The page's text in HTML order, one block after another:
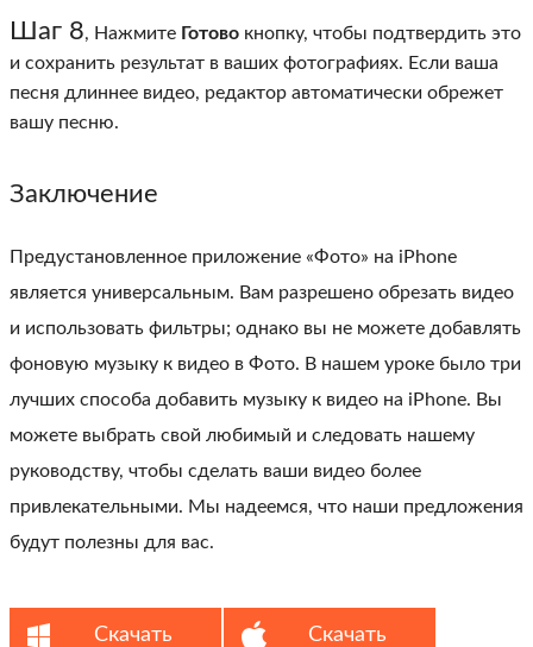
Шаг 8, Нажмите Готово кнопку, чтобы подтвердить это
и сохранить результат в ваших фотографиях. Если ваша
песня длиннее видео, редактор автоматически обрежет
вашу песню.
Заключение
Предустановленное приложение «Фото» на iPhone
является универсальным. Вам разрешено обрезать видео
и использовать фильтры; однако вы не можете добавлять
фоновую музыку к видео в Фото. В нашем уроке было три
лучших способа добавить музыку к видео на iPhone. Вы
можете выбрать свой любимый и следовать нашему
руководству, чтобы сделать ваши видео более
привлекательными. Мы надеемся, что наши предложения
будут полезны для вас.
Скачать Скачать